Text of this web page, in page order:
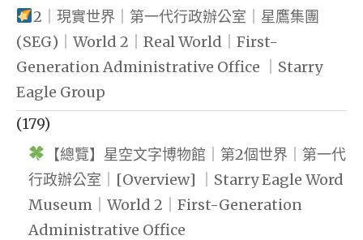
2｜現實世界｜第一代行政辦公室｜星鷹集團
(SEG)｜World 2｜Real World｜First-
Generation Administrative Office ｜Starry
Eagle Group
(179)
【總覽】星空文字博物館｜第2個世界｜第一代
行政辦公室｜[Overview] ｜Starry Eagle Word
Museum｜World 2｜First-Generation
Administrative Office